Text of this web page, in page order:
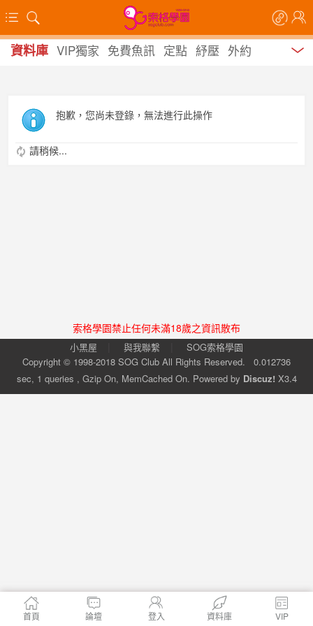
資料庫 VIP獨家 免費魚訊 定點 紓壓 外約
抱歉，您尚未登錄，無法進行此操作
請稍候...
索格學園禁止任何未滿18歲之資訊散布
小黑屋 與我聯繫
SOG索格學園
Copyright © 1998-2018 SOG Club All Rights Reserved. 0.012736
sec, 1 queries , Gzip On, MemCached On. Powered by Discuz! X3.4
首頁 論壇 登入 資料庫 VIP